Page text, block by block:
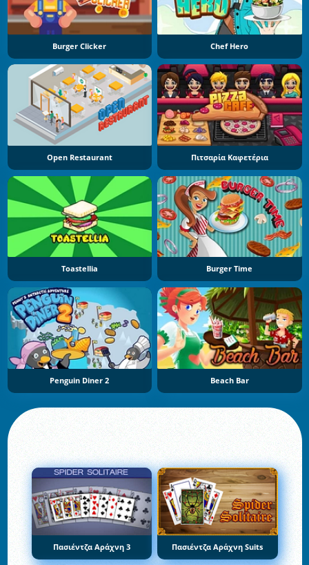
Burger Clicker Chef Hero
Open Restaurant Πιτσαρία Καφετέρια
Toastellia Burger Time
Penguin Diner 2 Beach Bar
Πασιέντζα Αράχνη 3 Πασιέντζα Αράχνη Suits